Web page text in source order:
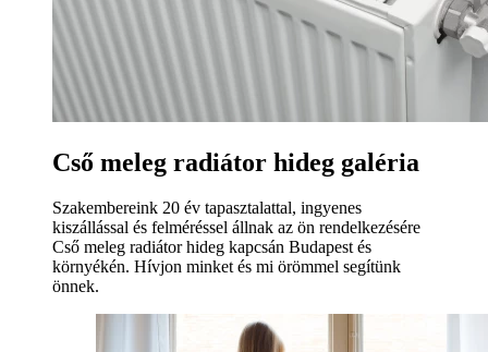
Cső meleg radiátor hideg galéria
Szakembereink 20 év tapasztalattal, ingyenes
kiszállással és felméréssel állnak az ön rendelkezésére
Cső meleg radiátor hideg kapcsán Budapest és
környékén. Hívjon minket és mi örömmel segítünk
önnek.